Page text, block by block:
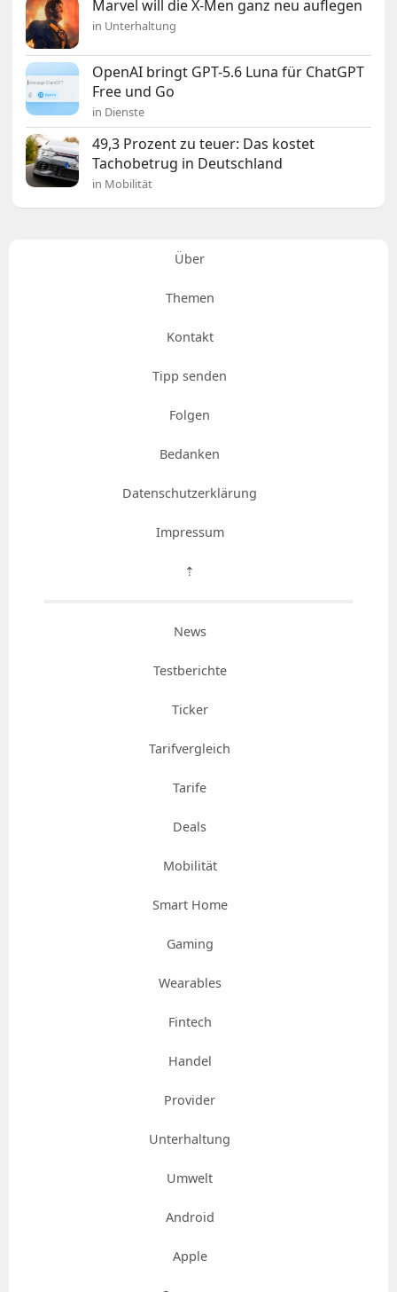
Marvel will die X-Men ganz neu auflegen
in Unterhaltung
OpenAI bringt GPT-5.6 Luna für ChatGPT
Free und Go
in Dienste
49,3 Prozent zu teuer: Das kostet
Tachobetrug in Deutschland
in Mobilität
Über
Themen
Kontakt
Tipp senden
Folgen
Bedanken
Datenschutzerklärung
Impressum
⇡
News
Testberichte
Ticker
Tarifvergleich
Tarife
Deals
Mobilität
Smart Home
Gaming
Wearables
Fintech
Handel
Provider
Unterhaltung
Umwelt
Android
Apple